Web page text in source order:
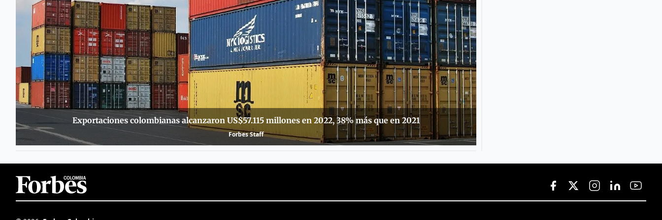
Exportaciones colombianas alcanzaron US$57.115 millones en 2022, 38% más que en 2021
Forbes Staff